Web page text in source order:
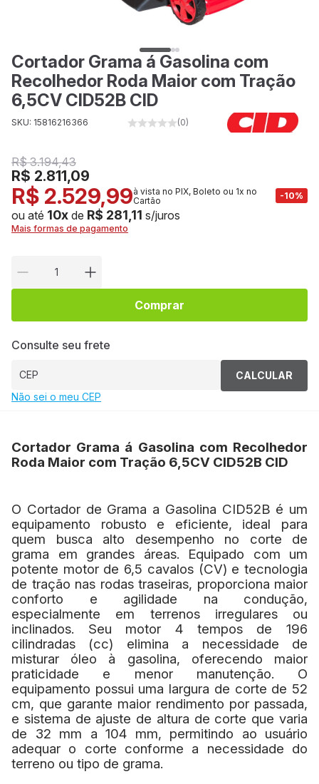
Cortador Grama á Gasolina com
Recolhedor Roda Maior com Tração
6,5CV CID52B CID
SKU: 15816216366 (0)
R$ 3.194,43
R$ 2.811,09
R$ 2.529,99à vista no PIX, Boleto ou 1x no
Cartão
-10%
ou até 10x de R$ 281,11 s/juros
Mais formas de pagamento
Comprar
Consulte seu frete
CALCULAR
Não sei o meu CEP
Cortador Grama á Gasolina com Recolhedor
Roda Maior com Tração 6,5CV CID52B CID
O Cortador de Grama a Gasolina CID52B é um
equipamento robusto e eficiente, ideal para
quem busca alto desempenho no corte de
grama em grandes áreas. Equipado com um
potente motor de 6,5 cavalos (CV) e tecnologia
de tração nas rodas traseiras, proporciona maior
conforto e agilidade na condução,
especialmente em terrenos irregulares ou
inclinados. Seu motor 4 tempos de 196
cilindradas (cc) elimina a necessidade de
misturar óleo à gasolina, oferecendo maior
praticidade e menor manutenção. O
equipamento possui uma largura de corte de 52
cm, que garante maior rendimento por passada,
e sistema de ajuste de altura de corte que varia
de 32 mm a 104 mm, permitindo ao usuário
adequar o corte conforme a necessidade do
terreno ou tipo de grama.